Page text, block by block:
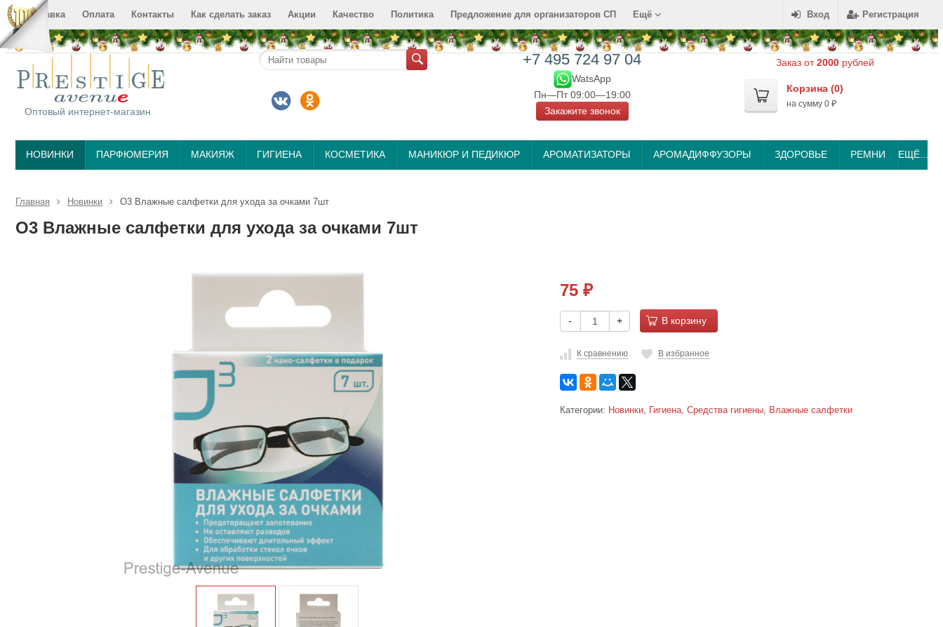
Вход Регистрация
Доставка Оплата Контакты Как сделать заказ Акции Качество Политика Предложение для организаторов СП Ещё
Оптовый интернет-магазин
+7 495 724 97 04
WatsApp
Пн—Пт 09:00—19:00
Закажите звонок
Заказ от2000 рублей
Корзина (0)
на сумму 0 ₽
НОВИНКИ ПАРФЮМЕРИЯ МАКИЯЖ ГИГИЕНА КОСМЕТИКА МАНИКЮР И ПЕДИКЮР АРОМАТИЗАТОРЫ АРОМАДИФФУЗОРЫ ЗДОРОВЬЕ РЕМНИ ЕЩЁ...
Главная Новинки O3 Влажные салфетки для ухода за очками 7шт
O3 Влажные салфетки для ухода за очками 7шт
75 ₽
- + В корзину
К сравнению В избранное
Категории: Новинки, Гигиена, Средства гигиены, Влажные салфетки